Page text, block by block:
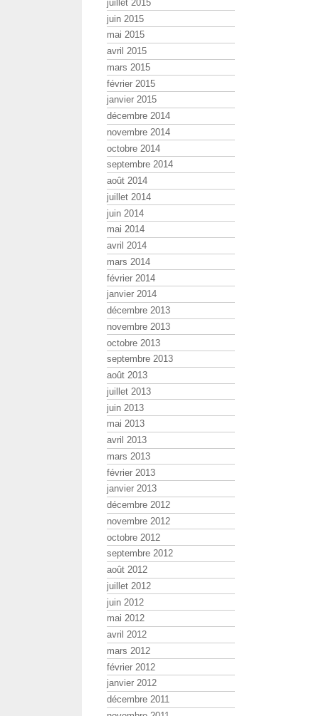
juillet 2015
juin 2015
mai 2015
avril 2015
mars 2015
février 2015
janvier 2015
décembre 2014
novembre 2014
octobre 2014
septembre 2014
août 2014
juillet 2014
juin 2014
mai 2014
avril 2014
mars 2014
février 2014
janvier 2014
décembre 2013
novembre 2013
octobre 2013
septembre 2013
août 2013
juillet 2013
juin 2013
mai 2013
avril 2013
mars 2013
février 2013
janvier 2013
décembre 2012
novembre 2012
octobre 2012
septembre 2012
août 2012
juillet 2012
juin 2012
mai 2012
avril 2012
mars 2012
février 2012
janvier 2012
décembre 2011